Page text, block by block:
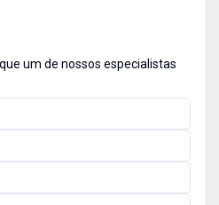
um de nossos especialistas